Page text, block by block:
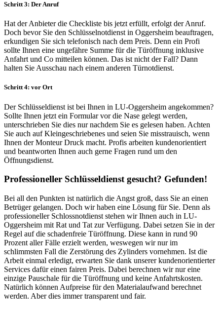
Schritt 3: Der Anruf
Hat der Anbieter die Checkliste bis jetzt erfüllt, erfolgt der Anruf.
Doch bevor Sie den Schlüsselnotdienst in Oggersheim beauftragen,
erkundigen Sie sich telefonisch nach dem Preis. Denn ein Profi
sollte Ihnen eine ungefähre Summe für die Türöffnung inklusive
Anfahrt und Co mitteilen können. Das ist nicht der Fall? Dann
halten Sie Ausschau nach einem anderen Türnotdienst.
Schritt 4: vor Ort
Der Schlüsseldienst ist bei Ihnen in LU-Oggersheim angekommen?
Sollte Ihnen jetzt ein Formular vor die Nase gelegt werden,
unterschrieben Sie dies nur nachdem Sie es gelesen haben. Achten
Sie auch auf Kleingeschriebenes und seien Sie misstrauisch, wenn
Ihnen der Monteur Druck macht. Profis arbeiten kundenorientiert
und beantworten Ihnen auch gerne Fragen rund um den
Öffnungsdienst.
Professioneller Schlüsseldienst gesucht? Gefunden!
Bei all den Punkten ist natürlich die Angst groß, dass Sie an einen
Betrüger gelangen. Doch wir haben eine Lösung für Sie. Denn als
professioneller Schlossnotdienst stehen wir Ihnen auch in LU-
Oggersheim mit Rat und Tat zur Verfügung. Dabei setzen Sie in der
Regel auf die schadenfreie Türöffnung. Diese kann in rund 90
Prozent aller Fälle erzielt werden, weswegen wir nur im
schlimmsten Fall die Zerstörung des Zylinders vornehmen. Ist die
Arbeit einmal erledigt, erwarten Sie dank unserer kundenorientierter
Services dafür einen fairen Preis. Dabei berechnen wir nur eine
einzige Pauschale für die Türöffnung und keine Anfahrtskosten.
Natürlich können Aufpreise für den Materialaufwand berechnet
werden. Aber dies immer transparent und fair.